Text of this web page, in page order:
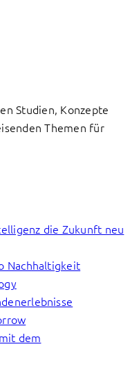
Studien, Konzepte
Themen für
die Zukunft neu
Nachhaltigkeit
dem